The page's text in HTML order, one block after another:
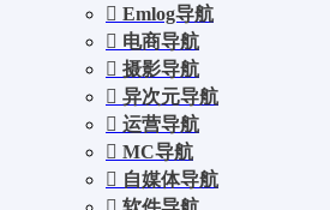
Emlog导航
电商导航
摄影导航
异次元导航
运营导航
MC导航
自媒体导航